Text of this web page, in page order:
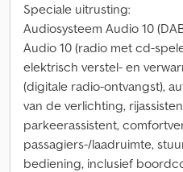
Speciale uitrusting:
Audiosysteem Audio 10
Audio 10 (radio met cd-
elektrisch verstel- en
(digitale radio-ontvangst),
van de verlichting,
parkeerassistent,
passagiers-/laadruimte,
bediening, inclusief